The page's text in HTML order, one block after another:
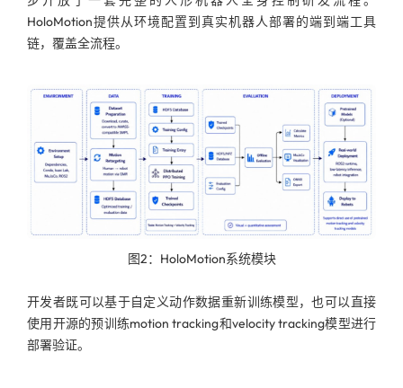
HoloMotion提供从环境配置到真实机器人部署的端到端工具
链，覆盖全流程。
图2：HoloMotion系统模块
开发者既可以基于自定义动作数据重新训练模型，也可以直接
使用开源的预训练motion tracking和velocity tracking模型进行
部署验证。